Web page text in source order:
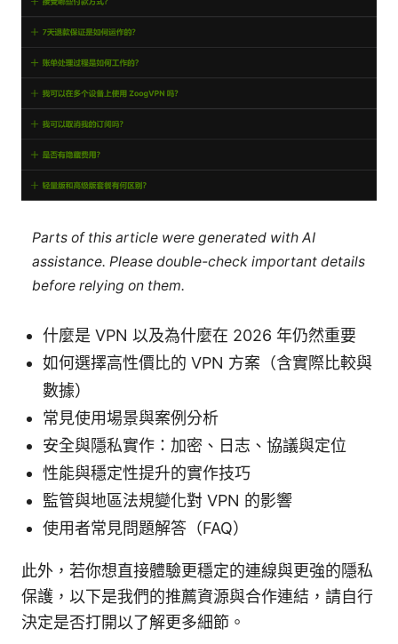
Parts of this article were generated with AI
assistance. Please double-check important details
before relying on them.
什麼是 VPN 以及為什麼在 2026 年仍然重要
如何選擇高性價比的 VPN 方案（含實際比較與
數據）
常見使用場景與案例分析
安全與隱私實作：加密、日志、協議與定位
性能與穩定性提升的實作技巧
監管與地區法規變化對 VPN 的影響
使用者常見問題解答（FAQ）
此外，若你想直接體驗更穩定的連線與更強的隱私
保護，以下是我們的推薦資源與合作連結，請自行
決定是否打開以了解更多細節。